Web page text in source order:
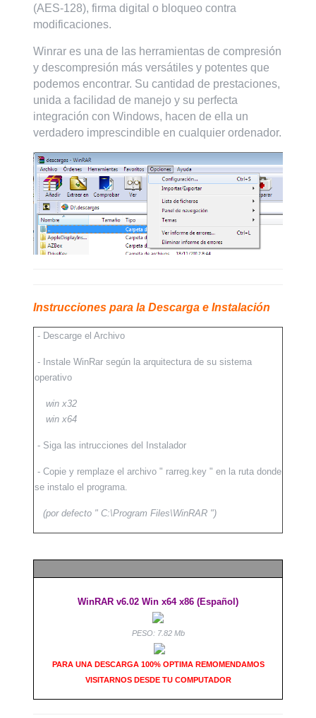
(AES-128), firma digital o bloqueo contra
modificaciones.
Winrar es una de las herramientas de compresión
y descompresión más versátiles y potentes que
podemos encontrar. Su cantidad de prestaciones,
unida a facilidad de manejo y su perfecta
integración con Windows, hacen de ella un
verdadero imprescindible en cualquier ordenador.
Instrucciones para la Descarga e Instalación
- Descarge el Archivo
- Instale WinRar según la arquitectura de su sistema
operativo
win x32
win x64
- Siga las intrucciones del Instalador
- Copie y remplaze el archivo " rarreg.key " en la ruta donde
se instalo el programa.
(por defecto " C:\Program Files\WinRAR ")
WinRAR v6.02 Win x64 x86 (Español)
PESO: 7.82 Mb
PARA UNA DESCARGA 100% OPTIMA REMOMENDAMOS
VISITARNOS DESDE TU COMPUTADOR